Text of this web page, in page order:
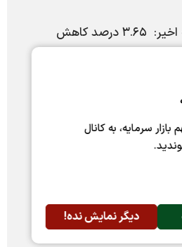
سرمایه، به کانال
دیگر نمایش نده!
کاهش